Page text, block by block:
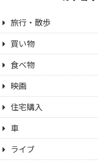
旅行・散歩
買い物
食べ物
映画
住宅購入
車
ライブ